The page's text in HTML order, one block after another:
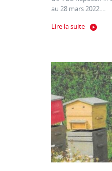
au 28 mars 2022....
Lire la suite